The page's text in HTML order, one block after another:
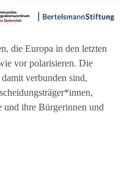
die Europa in den letzten
vor polarisieren. Die
verbunden sind,
und ihre Bürgerinnen und